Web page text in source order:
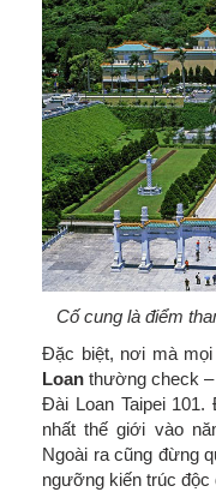
Cố cung là điểm
Đặc biệt, nơi mà mọi
Loan thường check –
Đài Loan Taipei
nhất thế giới vào
Ngoài ra cũng đừng
ngưỡng kiến trúc độc